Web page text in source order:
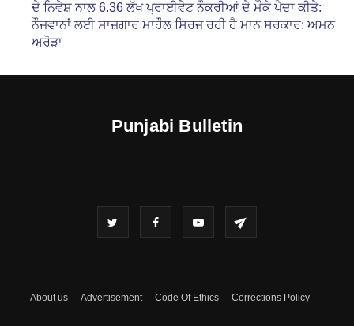
ਦੇ ਨਿਵੇਸ਼ ਨਾਲ 6.36 ਲੱਖ ਪ੍ਰਾਈਵੇਟ ਨੌਕਰੀਆਂ ਦੇ ਮੌਕੇ ਪੈਦਾ ਕੀਤੇ:
ਨੌਜਵਾਨਾਂ ਲਈ ਸਾਜ਼ਗਾਰ ਮਾਹੌਲ ਸਿਰਜ ਰਹੀ ਹੈ ਮਾਨ ਸਰਕਾਰ: ਅਮਨ
ਅਰੋੜਾ
Punjabi Bulletin
About us Advertisement Code Of Ethics Corrections Policy